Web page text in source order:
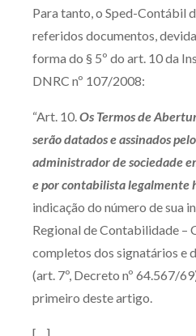
Para tanto, o Sped-Contábil
referidos documentos,
forma do § 5º do art. 10 da
DNRC nº 107/2008:
“Art. 10.Os Termos de
serão datados e assinados
administrador de sociedade
e por contabilista legalmente
indicação do número de sua
Regional de Contabilidade –
completos dos signatários e
(art. 7º, Decreto nº 64.567/
primeiro deste artigo.